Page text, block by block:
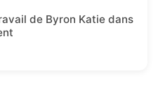
de Byron Katie dans